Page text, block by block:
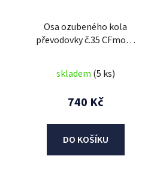
Osa ozubeného kola
převodovky č.35 CFmoto
skladem (5 ks)
740 Kč
DO KOŠÍKU